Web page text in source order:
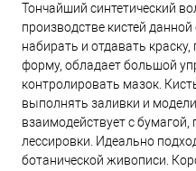
Тончайший синтетический
производстве кистей
набирать и отдавать
форму, обладает большой
контролировать мазок.
выполнять заливки и
взаимодействует с
лессировки. Идеально
ботанической живописи.